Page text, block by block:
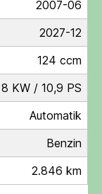
2007-06
2027-12
124 ccm
8 KW / 10,9 PS
Automatik
Benzin
2.846 km